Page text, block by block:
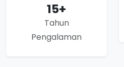
15+
Tahun
Pengalaman